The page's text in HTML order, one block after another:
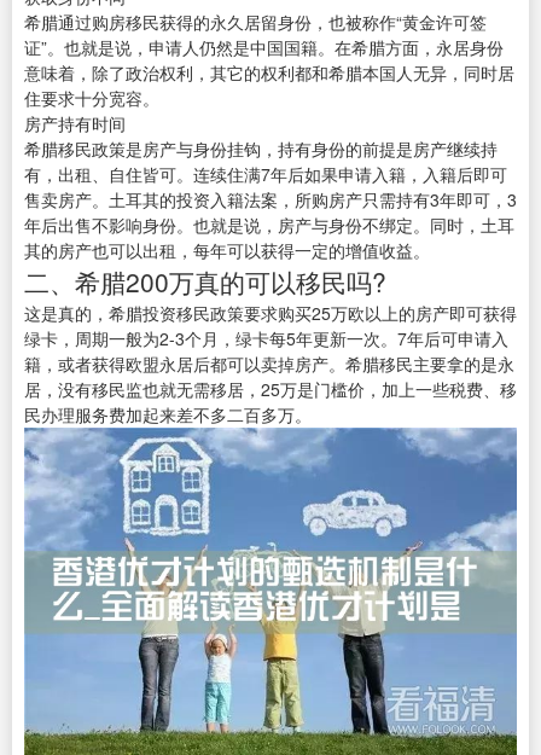
希腊通过购房移民获得的永久居留身份，也被称作“黄金许可签
证”。也就是说，申请人仍然是中国国籍。在希腊方面，永居身份
意味着，除了政治权利，其它的权利都和希腊本国人无异，同时居
住要求十分宽容。
房产持有时间
希腊移民政策是房产与身份挂钩，持有身份的前提是房产继续持
有，出租、自住皆可。连续住满7年后如果申请入籍，入籍后即可
售卖房产。土耳其的投资入籍法案，所购房产只需持有3年即可，3
年后出售不影响身份。也就是说，房产与身份不绑定。同时，土耳
其的房产也可以出租，每年可以获得一定的增值收益。
二、希腊200万真的可以移民吗?
这是真的，希腊投资移民政策要求购买25万欧以上的房产即可获得
绿卡，周期一般为2-3个月，绿卡每5年更新一次。7年后可申请入
籍，或者获得欧盟永居后都可以卖掉房产。希腊移民主要拿的是永
居，没有移民监也就无需移居，25万是门槛价，加上一些税费、移
民办理服务费加起来差不多二百多万。